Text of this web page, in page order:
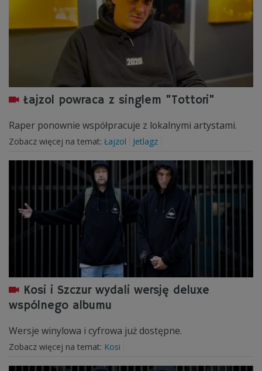
Łajzol powraca z singlem "Tottori"
Raper ponownie współpracuje z lokalnymi artystami.
Zobacz więcej na temat: Łajzol Jetlagz
Kosi i Szczur wydali wersję deluxe
wspólnego albumu
Wersje winylowa i cyfrowa już dostępne.
Zobacz więcej na temat: Kosi